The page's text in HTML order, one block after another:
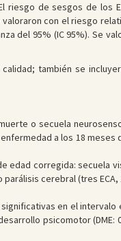
riesgo de sesgos de los
con el riesgo
del 95% (IC 95%). Se
también se
o secuela
a los 18 meses
corregida: secuela
parálisis cerebral (tres ECA,
en el intervalo
psicomotor (DME: